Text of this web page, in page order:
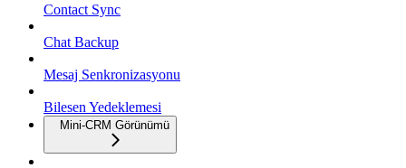
Contact Sync
Chat Backup
Mesaj Senkronizasyonu
Bilesen Yedeklemesi
Mini-CRM Görünümü